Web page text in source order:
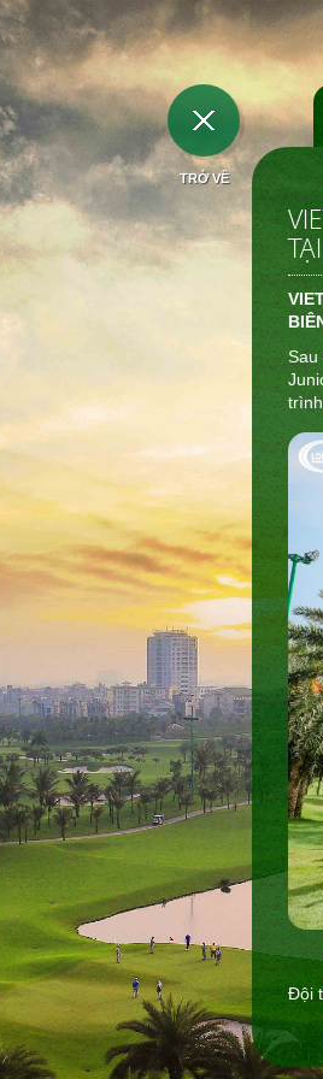
TRỞ VỀ
Sau
Đội
Viet
golf